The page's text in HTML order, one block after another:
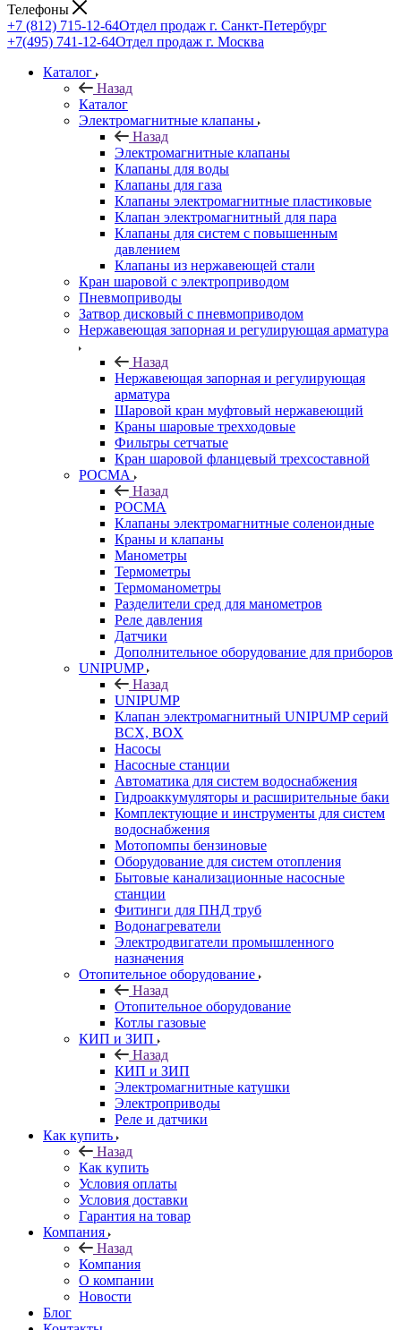
Телефоны
+7 (812) 715-12-64Отдел продаж г. Санкт-Петербург
+7(495) 741-12-64Отдел продаж г. Москва
Каталог
Назад
Каталог
Электромагнитные клапаны
Назад
Электромагнитные клапаны
Клапаны для воды
Клапаны для газа
Клапаны электромагнитные пластиковые
Клапан электромагнитный для пара
Клапаны для систем с повышенным
давлением
Клапаны из нержавеющей стали
Кран шаровой с электроприводом
Пневмоприводы
Затвор дисковый с пневмоприводом
Нержавеющая запорная и регулирующая арматура
Назад
Нержавеющая запорная и регулирующая
арматура
Шаровой кран муфтовый нержавеющий
Краны шаровые трехходовые
Фильтры сетчатые
Кран шаровой фланцевый трехсоставной
РОСМА
Назад
РОСМА
Клапаны электромагнитные соленоидные
Краны и клапаны
Манометры
Термометры
Термоманометры
Разделители сред для манометров
Реле давления
Датчики
Дополнительное оборудование для приборов
UNIPUMP
Назад
UNIPUMP
Клапан электромагнитный UNIPUMP серий
BCX, BOX
Насосы
Насосные станции
Автоматика для систем водоснабжения
Гидроаккумуляторы и расширительные баки
Комплектующие и инструменты для систем
водоснабжения
Мотопомпы бензиновые
Оборудование для систем отопления
Бытовые канализационные насосные
станции
Фитинги для ПНД труб
Водонагреватели
Электродвигатели промышленного
назначения
Отопительное оборудование
Назад
Отопительное оборудование
Котлы газовые
КИП и ЗИП
Назад
КИП и ЗИП
Электромагнитные катушки
Электроприводы
Реле и датчики
Как купить
Назад
Как купить
Условия оплаты
Условия доставки
Гарантия на товар
Компания
Назад
Компания
О компании
Новости
Блог